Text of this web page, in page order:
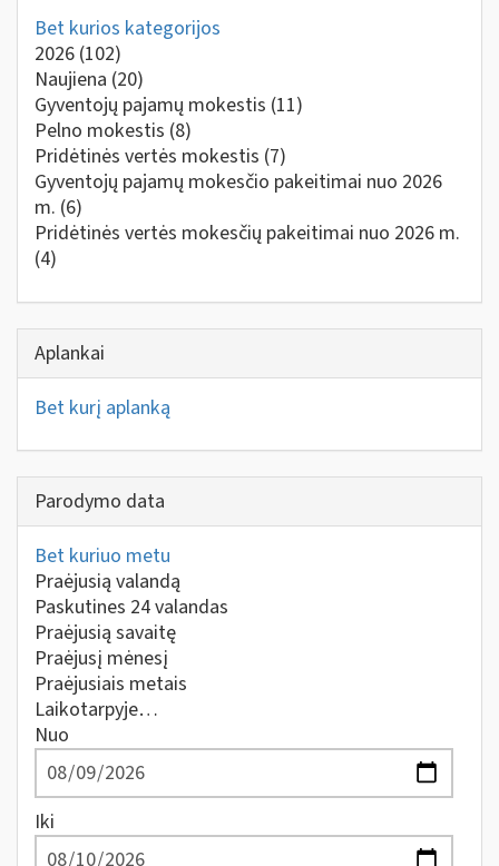
Bet kurios kategorijos
2026 (102)
Naujiena (20)
Gyventojų pajamų mokestis (11)
Pelno mokestis (8)
Pridėtinės vertės mokestis (7)
Gyventojų pajamų mokesčio pakeitimai nuo 2026
m. (6)
Pridėtinės vertės mokesčių pakeitimai nuo 2026 m.
(4)
Aplankai
Bet kurį aplanką
Parodymo data
Bet kuriuo metu
Praėjusią valandą
Paskutines 24 valandas
Praėjusią savaitę
Praėjusį mėnesį
Praėjusiais metais
Laikotarpyje…
Nuo
Iki